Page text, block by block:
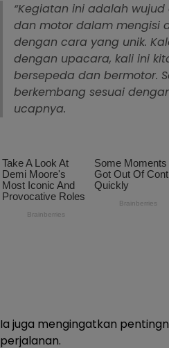
“Kegiatan ini adalah
dan motor dalam mengisi
dengan cara yang unik.
dengan upacara, kali ini
bersepeda dan bermotor.
berkembang sesuai
ucapnya.
Ia juga mengingatkan
perjalanan.